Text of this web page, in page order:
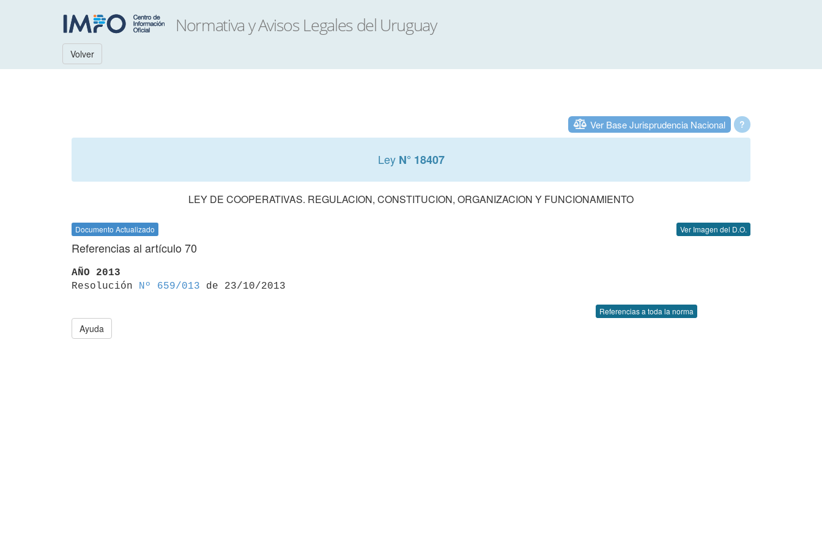
Volver
?
Ver Base Jurisprudencia Nacional
Ley N° 18407
LEY DE COOPERATIVAS. REGULACION, CONSTITUCION, ORGANIZACION Y FUNCIONAMIENTO
Documento Actualizado Ver Imagen del D.O.
Referencias al artículo 70
AÑO 2013
Resolución
Nº 659/013
Referencias a toda la norma
Ayuda